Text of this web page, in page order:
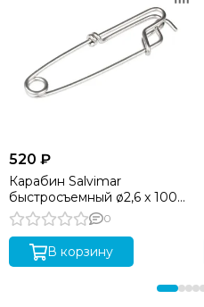
520 ₽
Карабин Salvimar
быстросъемный ø2,6 x 100
мм - 100 кг
0
В корзину